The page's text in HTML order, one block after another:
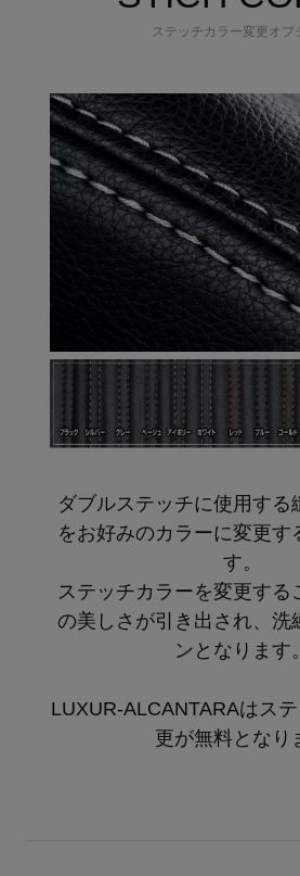
ステッチカラー変更オプ
ダブルステッチに使用する
をお好みのカラーに変更す
す。
ステッチカラーを変更する
の美しさが引き出され、洗
ンとなります。
LUXUR-ALCANTARAはス
更が無料となり